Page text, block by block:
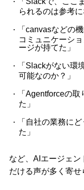
られるのは参考に
「canvasなどの
コミュニケーシ
ージが持てた」
「Slackがない環
可能なのか？」
「Agentforceの
た」
「自社の業務に
た」
など、AIエージェン
だける声が多く寄せ